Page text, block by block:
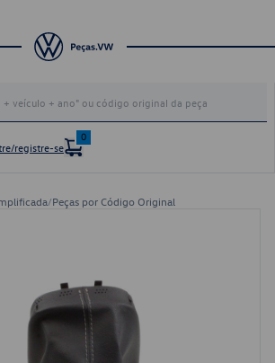
registre-se
0
/Peças por Código Original